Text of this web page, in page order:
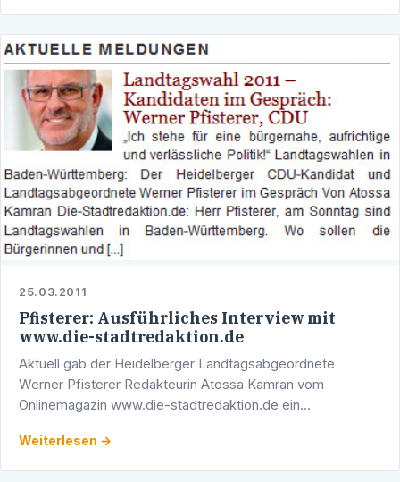
25.03.2011
Pfisterer: Ausführliches Interview mit
www.die-stadtredaktion.de
Aktuell gab der Heidelberger Landtagsabgeordnete
Werner Pfisterer Redakteurin Atossa Kamran vom
Onlinemagazin www.die-stadtredaktion.de ein
Sonntag, 27. März 2011. …
Weiterlesen →